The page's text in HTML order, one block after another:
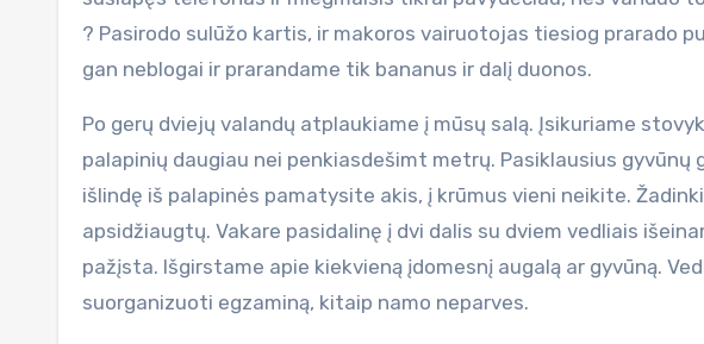
? Pasirodo sulūžo kartis, ir makoros vairuotojas tiesiog prarado
gan neblogai ir prarandame tik bananus ir dalį duonos.
Po gerų dviejų valandų atplaukiame į mūsų salą. Įsikuriame
palapinių daugiau nei penkiasdešimt metrų. Pasiklausius gyvūnų
išlindę iš palapinės pamatysite akis, į krūmus vieni neikite.
apsidžiaugtų. Vakare pasidalinę į dvi dalis su dviem vedliais
pažįsta. Išgirstame apie kiekvieną įdomesnį augalą ar gyvūną.
suorganizuoti egzaminą, kitaip namo neparves.